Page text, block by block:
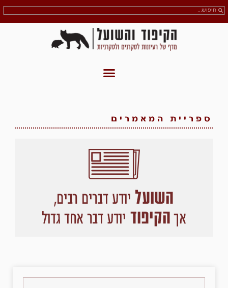
ספריית המאמרים